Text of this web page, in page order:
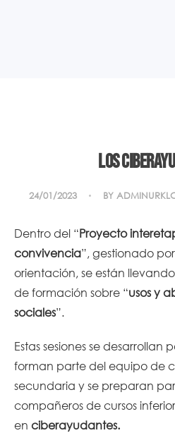
Los
24/01/2023 BY
Dentro del “Proyecto
convivencia”, gestionado
orientación, se están
de formación sobre “usos y
sociales”.
Estas sesiones se desarrollan
forman parte del equipo de
secundaria y se preparan
compañeros de cursos
en ciberayudantes.